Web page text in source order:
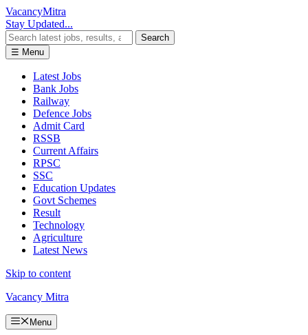
VacancyMitra
Stay Updated...
Search
☰ Menu
Latest Jobs
Bank Jobs
Railway
Defence Jobs
Admit Card
RSSB
Current Affairs
RPSC
SSC
Education Updates
Govt Schemes
Result
Technology
Agriculture
Latest News
Skip to content
Vacancy Mitra
Menu